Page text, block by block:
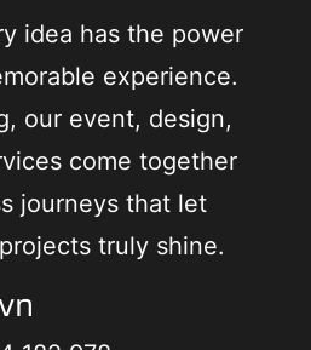
idea has the power
experience.
our event, design,
come together
journeys that let
truly shine.